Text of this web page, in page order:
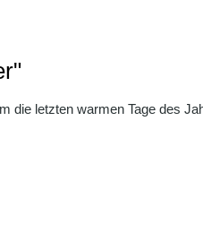
letzten warmen Tage des